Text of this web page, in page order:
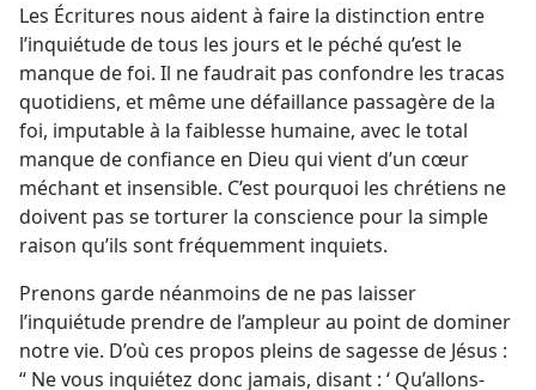
Les Écritures nous aident à faire la distinction entre
l’inquiétude de tous les jours et le péché qu’est le
manque de foi. Il ne faudrait pas confondre les tracas
quotidiens, et même une défaillance passagère de la
foi, imputable à la faiblesse humaine, avec le total
manque de confiance en Dieu qui vient d’un cœur
méchant et insensible. C’est pourquoi les chrétiens ne
doivent pas se torturer la conscience pour la simple
raison qu’ils sont fréquemment inquiets.
Prenons garde néanmoins de ne pas laisser
l’inquiétude prendre de l’ampleur au point de dominer
notre vie. D’où ces propos pleins de sagesse de Jésus :
“ Ne vous inquiétez donc jamais, disant : ‘ Qu’allons-​